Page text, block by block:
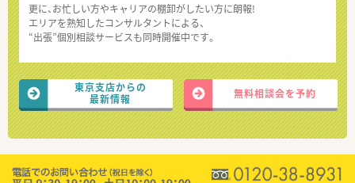
更に、お忙しい方やキャリアの棚卸がしたい方に朗報!
エリアを熟知したコンサルタントによる、
“出張”個別相談サービスも同時開催中です。
東京支店からの
最新情報
無料相談会を予約